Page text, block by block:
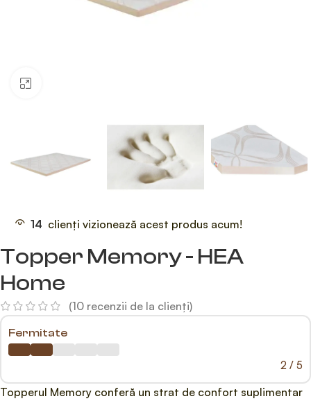
14 clienți vizionează acest produs acum!
Topper Memory - HEA
Home
(10 recenzii de la clienți)
Fermitate
2 / 5
Topperul Memory conferă un strat de confort suplimentar